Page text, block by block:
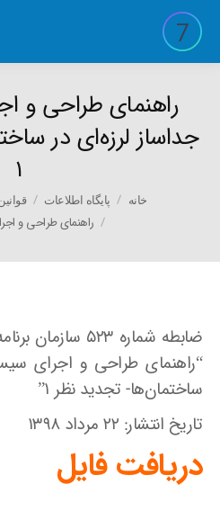
راﻫﻨﻤﺎی ﻃﺮاﺣﯽ و
ﺟﺪاﺳﺎز ﻟﺮزه‌ای در
۱
You are here:
خانه پایگاه اطلاعات
راﻫﻨﻤﺎی ﻃﺮاﺣﯽ و
ضابطه شماره ۵۲۳
“راﻫﻨﻤﺎی ﻃﺮاﺣﯽ و اﺟﺮای
ﺳﺎﺧﺘﻤﺎنﻫﺎ- تجدید نظر ۱”
تاریخ انتشار: ۲۲ مرداد ۱۳۹۸
دریافت فایل